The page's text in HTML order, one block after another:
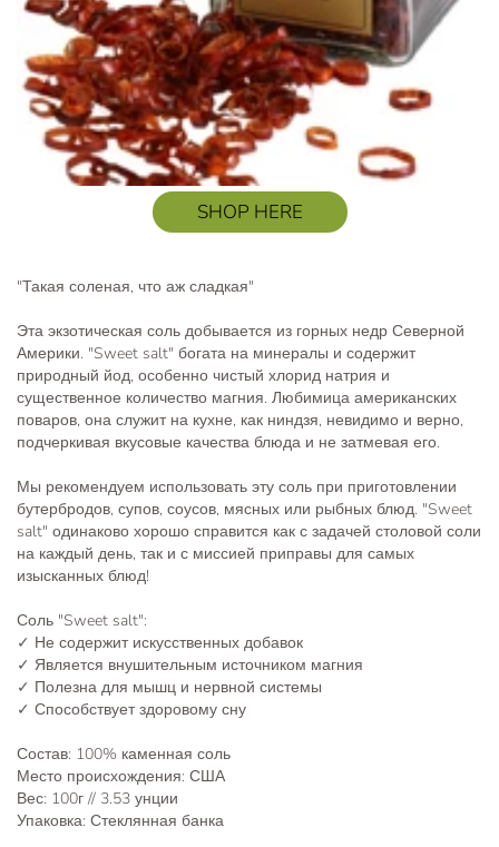
SHOP HERE
"Такая соленая, что аж сладкая"
Эта экзотическая соль добывается из горных недр Северной
Америки. "Sweet salt" богата на минералы и содержит
природный йод, особенно чистый хлорид натрия и
существенное количество магния. Любимица американских
поваров, она служит на кухне, как ниндзя, невидимо и верно,
подчеркивая вкусовые качества блюда и не затмевая его.
Мы рекомендуем использовать эту соль при приготовлении
бутербродов, супов, соусов, мясных или рыбных блюд. "Sweet
salt" одинаково хорошо справится как с задачей столовой соли
на каждый день, так и с миссией приправы для самых
изысканных блюд!
Соль "Sweet salt":
✓ Не содержит искусственных добавок
✓ Является внушительным источником магния
✓ Полезна для мышц и нервной системы
✓ Способствует здоровому сну
Состав: 100% каменная соль
Место происхождения: США
Вес: 100г // 3.53 унции
Упаковка: Стеклянная банка